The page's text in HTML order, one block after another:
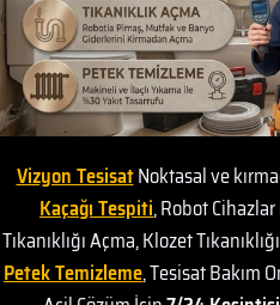
Vizyon TesisatNoktasal ve
Kaçağı Tespiti, Robot
Tıkanıklığı Açma, Klozet
Petek Temizleme, Tesisat Bakım